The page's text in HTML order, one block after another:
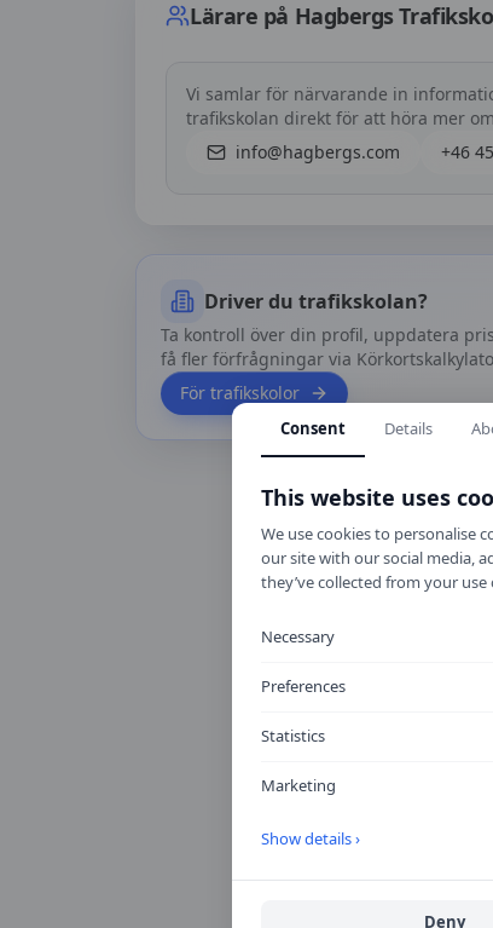
Lärare på Hagbergs
Vi samlar för närvarande in
trafikskolan direkt för att höra mer
info@hagbergs.com
+46
Driver du trafikskolan?
Ta kontroll över din profil, uppdatera
få fler förfrågningar via
För trafikskolor
Consent Details
This website uses
We use cookies to personalise
our site with our social media,
they’ve collected from your use
Necessary
Preferences
Statistics
Marketing
Show details ›
Deny